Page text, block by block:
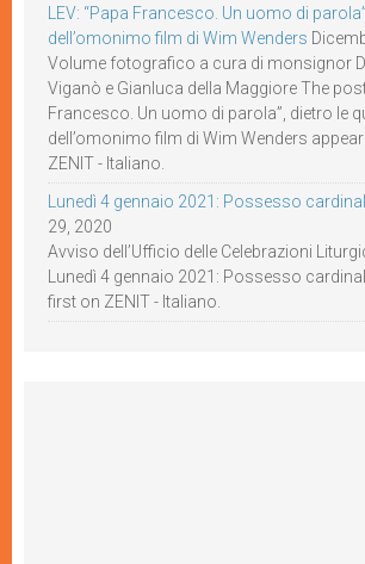
LEV: “Papa Francesco. Un uomo di
dell’omonimo film di Wim Wenders
Volume fotografico a cura di monsignor
Viganò e Gianluca della Maggiore The post
Francesco. Un uomo di parola”, dietro le
dell’omonimo film di Wim Wenders
ZENIT - Italiano.
Lunedì 4 gennaio 2021: Possesso
29, 2020
Avviso dell’Ufficio delle Celebrazioni
Lunedì 4 gennaio 2021: Possesso
first on ZENIT - Italiano.